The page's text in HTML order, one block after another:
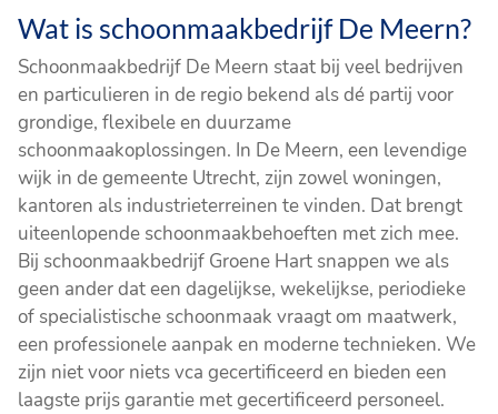
Wat is schoonmaakbedrijf De Meern?
Schoonmaakbedrijf De Meern staat bij veel bedrijven
en particulieren in de regio bekend als dé partij voor
grondige, flexibele en duurzame
schoonmaakoplossingen. In De Meern, een levendige
wijk in de gemeente Utrecht, zijn zowel woningen,
kantoren als industrieterreinen te vinden. Dat brengt
uiteenlopende schoonmaakbehoeften met zich mee.
Bij schoonmaakbedrijf Groene Hart snappen we als
geen ander dat een dagelijkse, wekelijkse, periodieke
of specialistische schoonmaak vraagt om maatwerk,
een professionele aanpak en moderne technieken. We
zijn niet voor niets vca gecertificeerd en bieden een
laagste prijs garantie met gecertificeerd personeel.